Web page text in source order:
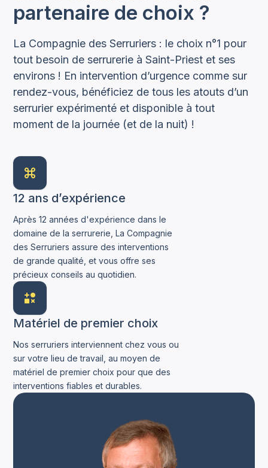
partenaire de choix ?
La Compagnie des Serruriers : le choix n°1 pour
tout besoin de serrurerie à Saint-Priest et ses
environs ! En intervention d’urgence comme sur
rendez-vous, bénéficiez de tous les atouts d’un
serrurier expérimenté et disponible à tout
moment de la journée (et de la nuit) !
12 ans d’expérience
Après 12 années d'expérience dans le
domaine de la serrurerie, La Compagnie
des Serruriers assure des interventions
de grande qualité, et vous offre ses
précieux conseils au quotidien.
Matériel de premier choix
Nos serruriers interviennent chez vous ou
sur votre lieu de travail, au moyen de
matériel de premier choix pour que des
interventions fiables et durables.